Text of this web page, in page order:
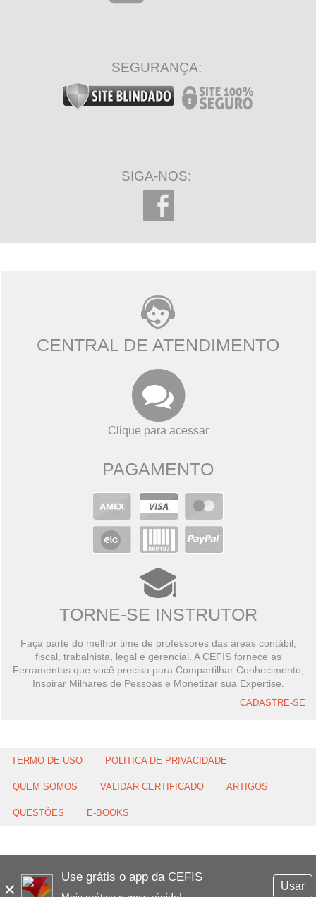
×
Use grátis o app da CEFIS
Usar
SEGURANÇA:
SIGA-NOS:
CENTRAL DE ATENDIMENTO
Clique para acessar
PAGAMENTO
TORNE-SE INSTRUTOR
Faça parte do melhor time de professores das áreas contábil,
fiscal, trabalhista, legal e gerencial. A CEFIS fornece as
Ferramentas que você precisa para Compartilhar Conhecimento,
Inspirar Milhares de Pessoas e Monetizar sua Expertise.
CADASTRE-SE
TERMO DE USO POLITICA DE PRIVACIDADE
QUEM SOMOS VALIDAR CERTIFICADO ARTIGOS
QUESTÕES E-BOOKS